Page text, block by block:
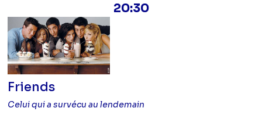
20:30
Friends
Celui qui a survécu au lendemain